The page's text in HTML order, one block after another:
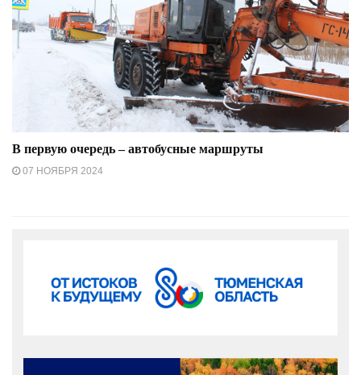
В первую очередь – автобусные маршруты
07 НОЯБРЯ 2024